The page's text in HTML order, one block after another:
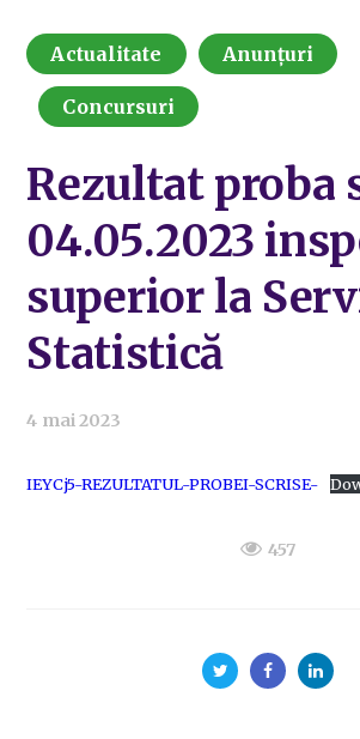
Actualitate Anunțuri
Concursuri
Rezultat proba
04.05.2023
superior la
Statistică
4 mai 2023
IEYCj5-REZULTATUL-PROBEI-SCRISE-
457